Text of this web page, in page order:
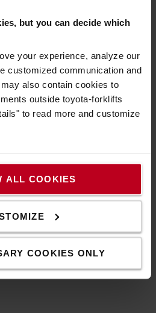
but you can decide which
your experience, analyze our
customized communication and
also contain cookies to
outside toyota-forklifts
to read more and customize
ALL COOKIES
COOKIES ONLY
βοήθεια ή
μπορείτε πάντα να
ΜΑΖΊ ΜΑΣ
& Παράδοση
Ερωτήσεις